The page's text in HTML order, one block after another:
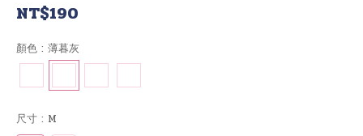
NT$190
顏色 : 薄暮灰
尺寸 : M